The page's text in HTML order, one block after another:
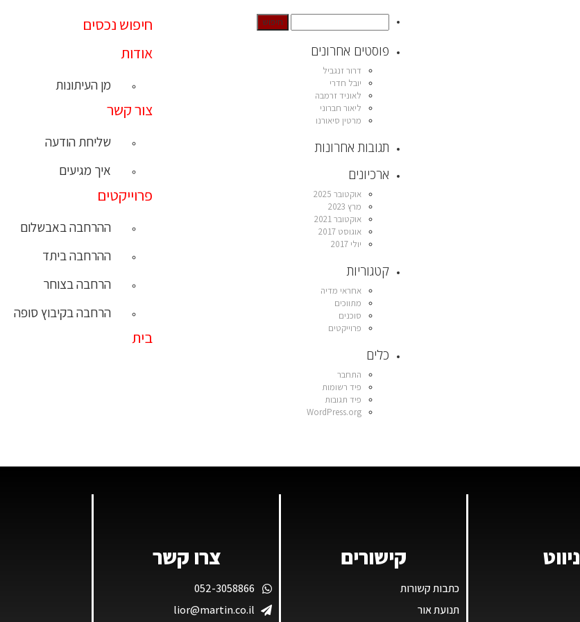
חיפוש נכסים
אודות
מן העיתונות
צור קשר
שליחת הודעה
איך מגיעים
פרוייקטים
ההרחבה באבשלום
ההרחבה ביתד
הרחבה בצוחר
הרחבה בקיבוץ סופה
בית
פוסטים אחרונים
דרור זנגביל
יובל חדרי
לאוניד זרמבה
ליאור חברוני
מרטין סיאורנו
תגובות אחרונות
ארכיונים
אוקטובר 2025
מרץ 2023
אוקטובר 2021
אוגוסט 2017
יולי 2017
קטגוריות
אחראי מדיה
מתווכים
סוכנים
פרוייקטים
כלים
התחבר
פיד רשומות
פיד תגובות
WordPress.org
ניווט קישורים
כתבות קשורות
תנועת אור
צרו קשר
052-3058866
lior@martin.co.il